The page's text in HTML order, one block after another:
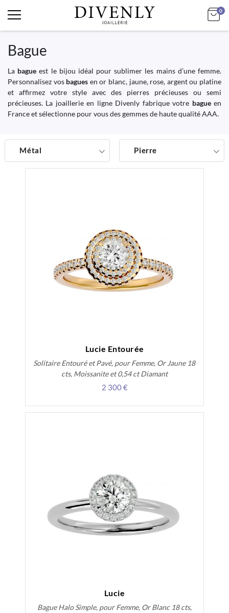
0
Bague
La bague est le bijou idéal pour sublimer les mains d’une femme.
Personnalisez vos bagues en or blanc, jaune, rose, argent ou platine
et affirmez votre style avec des pierres précieuses ou semi
précieuses. La joaillerie en ligne Divenly fabrique votre bagueen
France et sélectionne pour vous des gemmes de haute qualité AAA.
Métal Pierre
Lucie Entourée
Solitaire Entouré et Pavé, pour Femme, Or Jaune 18
cts, Moissanite et 0,54 ct Diamant
2 300 €
Lucie
Bague Halo Simple, pour Femme, Or Blanc 18 cts,